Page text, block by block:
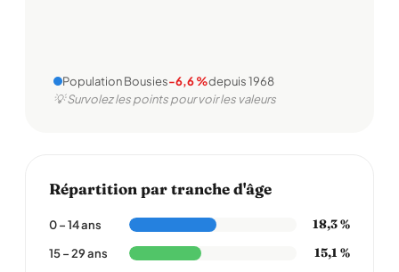
Population Bousies-6,6 %depuis 1968
💡 Survolez les points pour voir les valeurs
Répartition par tranche d'âge
0 – 14 ans 18,3 %
15 – 29 ans 15,1 %